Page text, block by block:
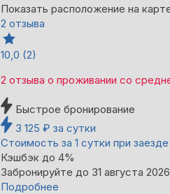
Показать расположение на
2 отзыва
10,0 (2)
2 отзыва о проживании со
Быстрое бронирование
3 125 ₽ за сутки
Стоимость за 1 сутки при
Кэшбэк до 4%
Забронируйте до 31 августа
Подробнее